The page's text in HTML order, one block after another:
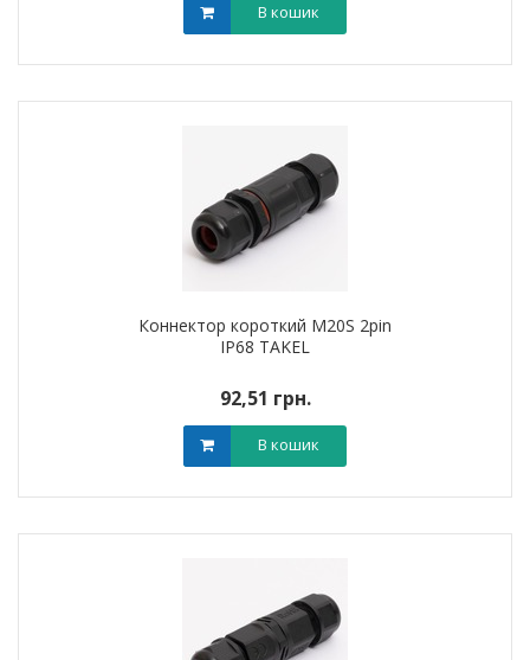
В кошик
Коннектор короткий M20S 2pin
IP68 TAKEL
92,51 грн.
В кошик